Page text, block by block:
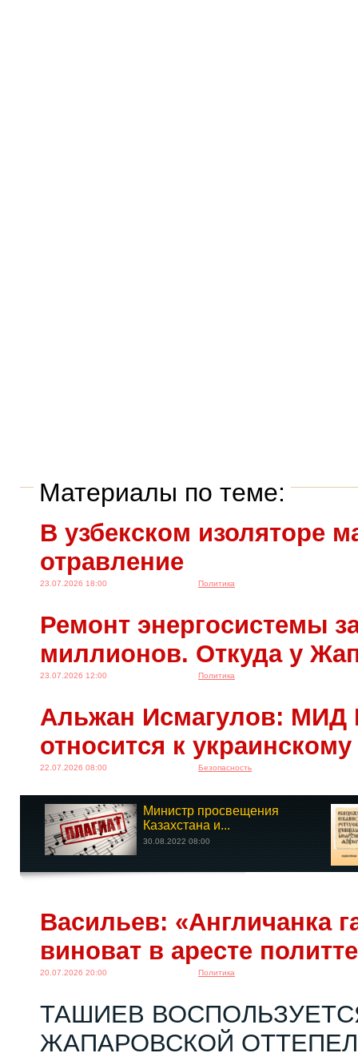
Материалы по теме:
В узбекском изоляторе
отравление
23.07.2026 18:00 Политика
Ремонт энергосистемы
миллионов. Откуда у
23.07.2026 12:00 Политика
Альжан Исмагулов: МИД
относится к
22.07.2026 08:00 Безопасность
Министр просвещения
Казахстана и...
30.08.2022 08:00
Васильев: «Англичанка
виноват в аресте
20.07.2026 20:00 Политика
ТАШИЕВ
ЖАПАРОВСКОЙ